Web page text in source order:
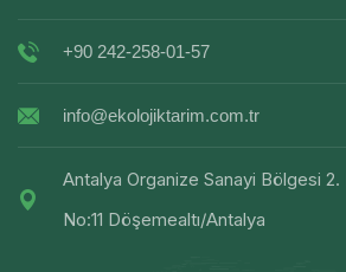
+90 242-258-01-57
info@ekolojiktarim.com.tr
Antalya Organize Sanayi Bölgesi 2.
No:11 Döşemealtı/Antalya